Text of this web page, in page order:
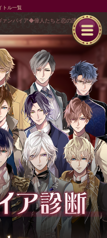
トル一覧
ァンパイア◆偉人たちと恋の誘惑